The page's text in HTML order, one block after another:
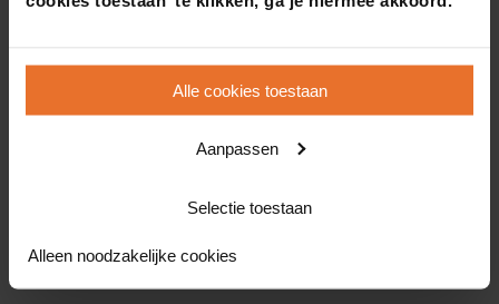
Alle cookies toestaan
Aanpassen
Selectie toestaan
Alleen noodzakelijke cookies